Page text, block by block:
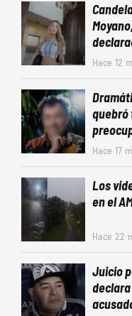
Hace 12
quebró
Hace 17
Los
en el
Hace 22
Juicio